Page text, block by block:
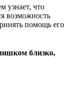
узнает, что
возможность
помощь его
близко,